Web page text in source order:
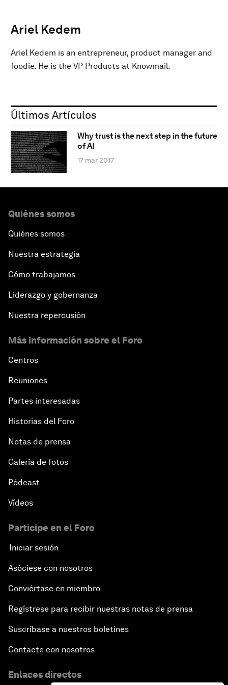
Ariel Kedem
Ariel Kedem is an entrepreneur, product manager and
foodie. He is the VP Products at Knowmail.
Últimos Artículos
Why trust is the next step in the future
of AI
17 mar 2017
Quiénes somos
Quiénes somos
Nuestra estrategia
Cómo trabajamos
Liderazgo y gobernanza
Nuestra repercusión
Más información sobre el Foro
Centros
Reuniones
Partes interesadas
Historias del Foro
Notas de prensa
Galería de fotos
Pódcast
Vídeos
Participe en el Foro
Iniciar sesión
Asóciese con nosotros
Conviértase en miembro
Regístrese para recibir nuestras notas de prensa
Suscríbase a nuestros boletines
Contacte con nosotros
Enlaces directos